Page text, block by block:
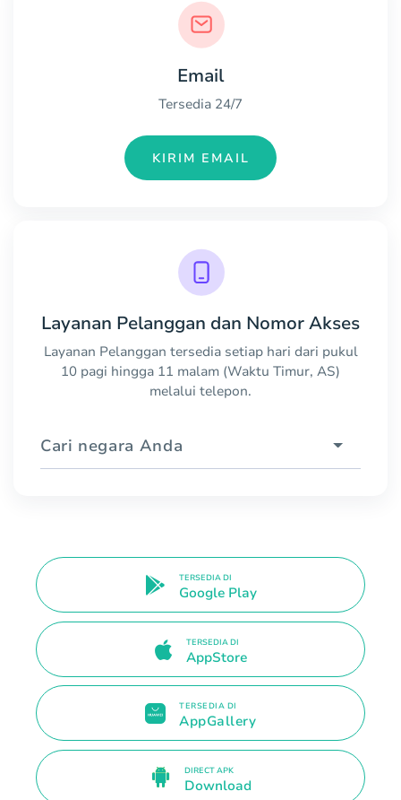
Email
Tersedia 24/7
KIRIM EMAIL
Layanan Pelanggan dan Nomor Akses
Layanan Pelanggan tersedia setiap hari dari pukul
10 pagi hingga 11 malam (Waktu Timur, AS)
melalui telepon.
Cari negara Anda
TERSEDIA DI
Google Play
TERSEDIA DI
AppStore
TERSEDIA DI
AppGallery
DIRECT APK
Download